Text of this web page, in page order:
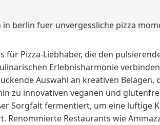
für Pizza-Liebhaber, die den
Erlebnisharmonie
Auswahl an kreativen Belägen,
zu innovativen veganen und
Sorgfalt fermentiert, um eine luftige
Restaurants wie